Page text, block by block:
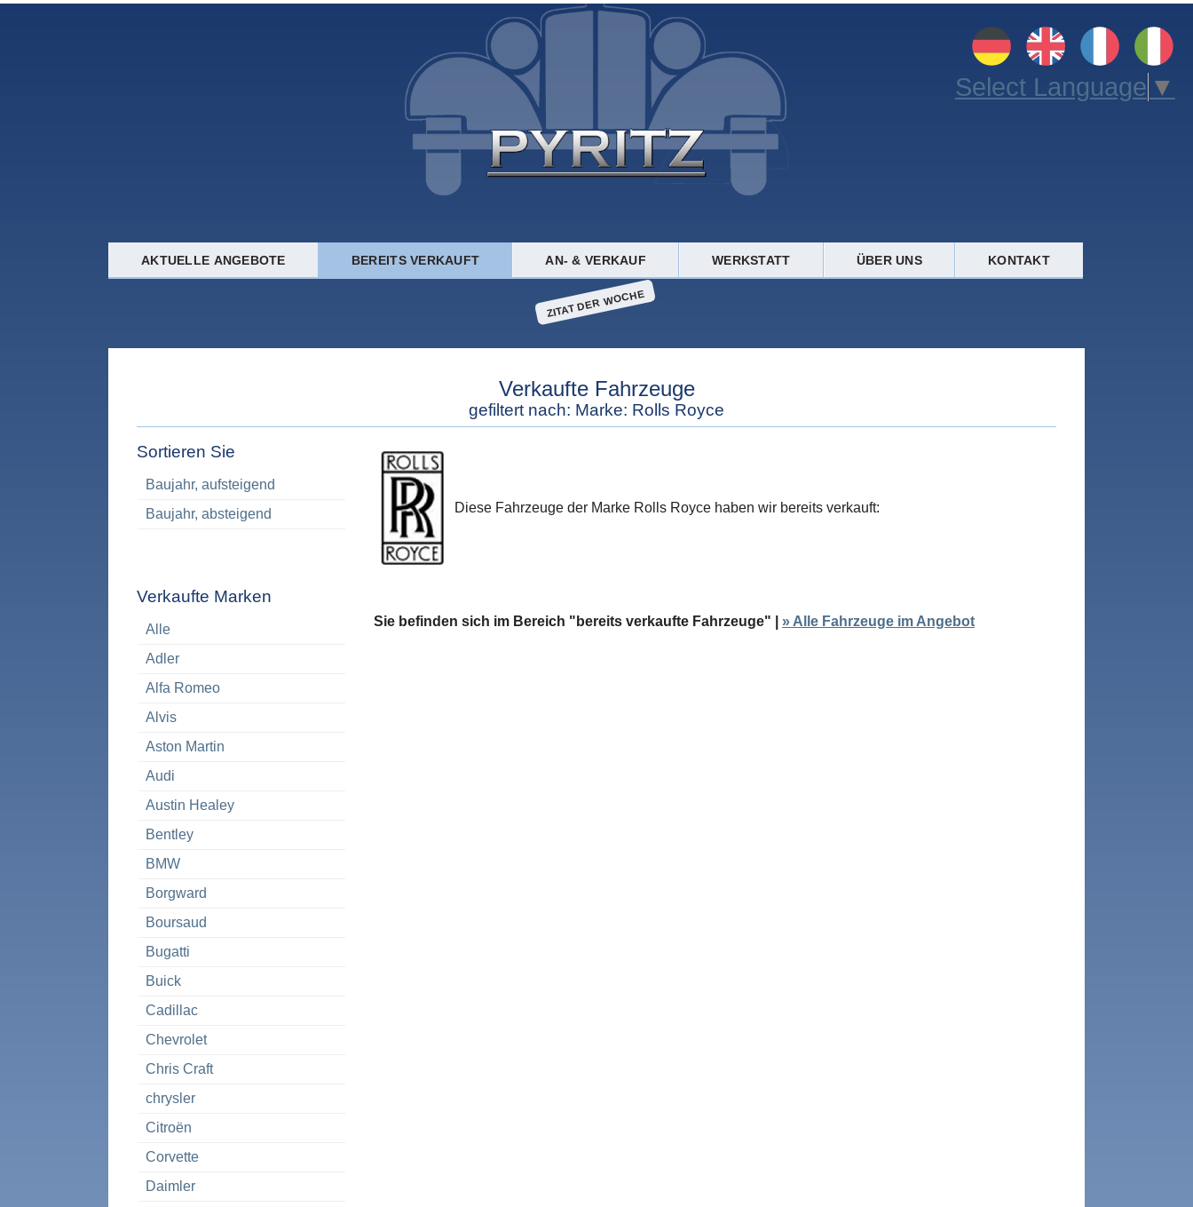
Select Language ▼
AKTUELLE ANGEBOTE BEREITS VERKAUFT AN- & VERKAUF WERKSTATT ÜBER UNS KONTAKT
ZITAT DER WOCHE
Verkaufte Fahrzeuge
gefiltert nach: Marke: Rolls Royce
Sortieren Sie
Baujahr, aufsteigend
Baujahr, absteigend
Verkaufte Marken
Alle
Adler
Alfa Romeo
Alvis
Aston Martin
Audi
Austin Healey
Bentley
BMW
Borgward
Boursaud
Bugatti
Buick
Cadillac
Chevrolet
Chris Craft
chrysler
Citroën
Corvette
Daimler
Diese Fahrzeuge der Marke Rolls Royce haben wir bereits verkauft:
Sie befinden sich im Bereich "bereits verkaufte Fahrzeuge" | » Alle Fahrzeuge im Angebot